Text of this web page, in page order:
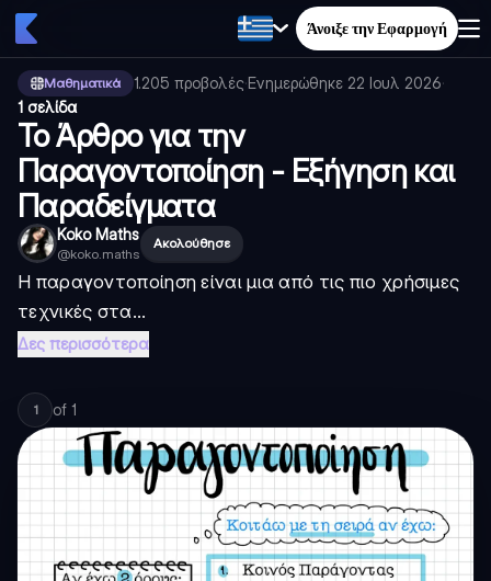
Άνοιξε την Εφαρμογή
Μαθηματικά 1.205 προβολές·Ενημερώθηκε 22 Ιουλ 2026·
1 σελίδα
Το Άρθρο για την
Παραγοντοποίηση - Εξήγηση και
Παραδείγματα
Koko Maths
@koko.maths
Ακολούθησε
Η παραγοντοποίηση είναι μια από τις πιο χρήσιμες
τεχνικές στα...
Δες περισσότερα
1 of 1